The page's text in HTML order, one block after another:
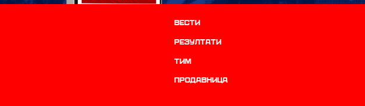
Вести
резултати
ТИМ
продавница